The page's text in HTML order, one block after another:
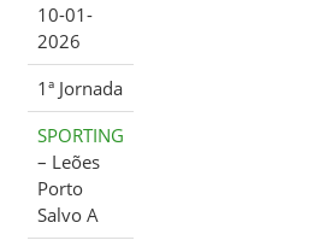
10-01-
2026
1ª Jornada
SPORTING
– Leões
Porto
Salvo A